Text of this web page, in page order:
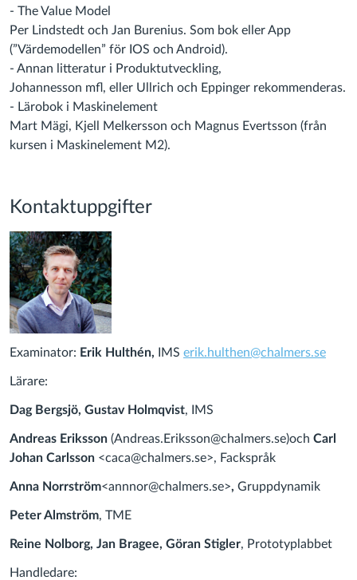
- The Value Model
Per Lindstedt och Jan Burenius. Som bok eller App
(”Värdemodellen” för IOS och Android).
- Annan litteratur i Produktutveckling,
Johannesson mfl, eller Ullrich och Eppinger rekommenderas.
- Lärobok i Maskinelement
Mart Mägi, Kjell Melkersson och Magnus Evertsson (från
kursen i Maskinelement M2).
Kontaktuppgifter
Examinator: Erik Hulthén, IMS erik.hulthen@chalmers.se
Lärare:
Dag Bergsjö, Gustav Holmqvist, IMS
Andreas Eriksson (Andreas.Eriksson@chalmers.se)och Carl
Johan Carlsson <caca@chalmers.se>, Fackspråk
Anna Norrström<annnor@chalmers.se>, Gruppdynamik
Peter Almström, TME
Reine Nolborg, Jan Bragee, Göran Stigler, Prototyplabbet
Handledare: